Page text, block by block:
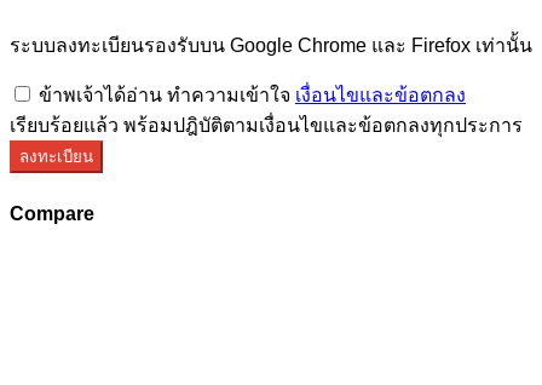
ระบบลงทะเบียนรองรับบน Google Chrome และ Firefox เท่านั้น
ข้าพเจ้าได้อ่าน ทำความเข้าใจ เงื่อนไขและข้อตกลง
เรียบร้อยแล้ว พร้อมปฎิบัติตามเงื่อนไขและข้อตกลงทุกประการ
ลงทะเบียน
Compare